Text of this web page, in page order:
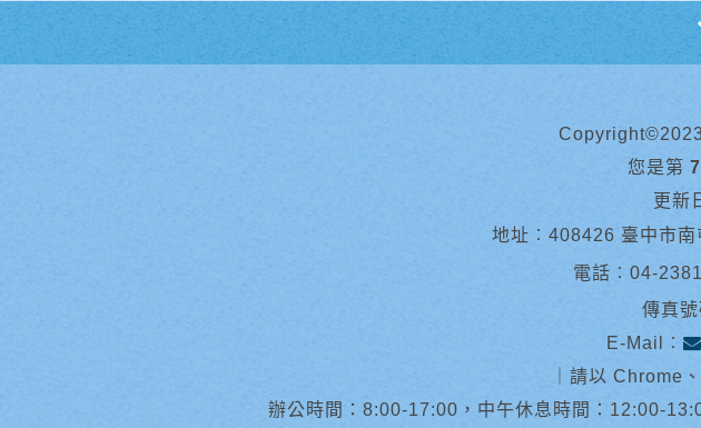
您是第
更新
地址︰408426 臺中市
電話︰ 04-
傳真
E-Mail︰
請以 Chrome
辦公時間：8:00-17:00，中午休息時間：12:00-